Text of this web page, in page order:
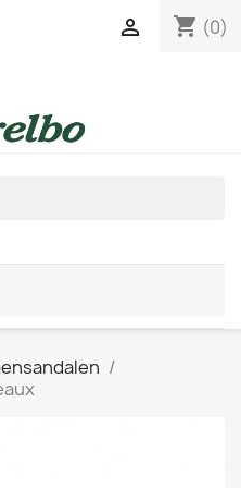
shopping_cart (0)
